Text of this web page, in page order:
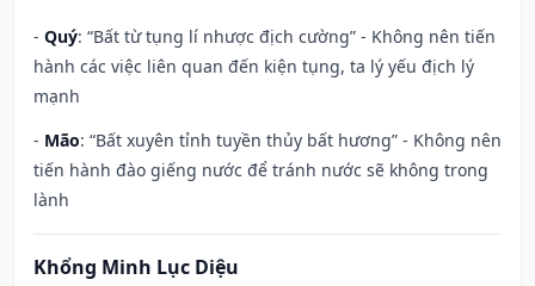
- Quý: “Bất từ tụng lí nhược địch cường” - Không nên tiến
hành các việc liên quan đến kiện tụng, ta lý yếu địch lý
mạnh
- Mão: “Bất xuyên tỉnh tuyền thủy bất hương” - Không nên
tiến hành đào giếng nước để tránh nước sẽ không trong
lành
Khổng Minh Lục Diệu